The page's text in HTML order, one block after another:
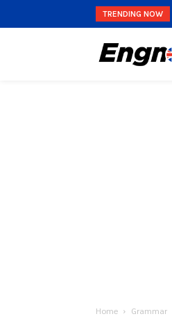
TRENDING NOW
Home Grammar